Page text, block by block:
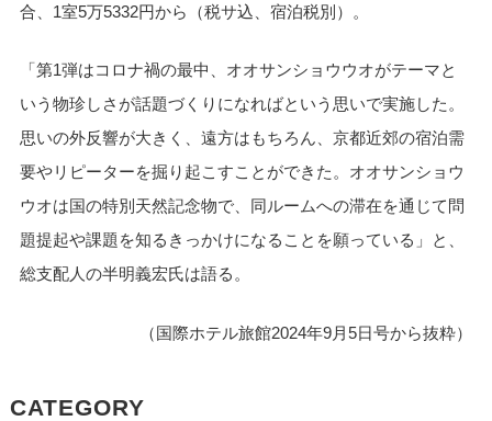
合、1室5万5332円から（税サ込、宿泊税別）。
「第1弾はコロナ禍の最中、オオサンショウウオがテーマと
いう物珍しさが話題づくりになればという思いで実施した。
思いの外反響が大きく、遠方はもちろん、京都近郊の宿泊需
要やリピーターを掘り起こすことができた。オオサンショウ
ウオは国の特別天然記念物で、同ルームへの滞在を通じて問
題提起や課題を知るきっかけになることを願っている」と、
総支配人の半明義宏氏は語る。
（国際ホテル旅館2024年9月5日号から抜粋）
CATEGORY